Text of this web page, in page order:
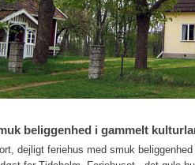
beliggenhed i gammelt
dejligt feriehus med smuk